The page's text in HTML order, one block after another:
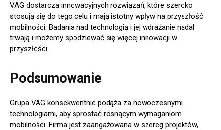
VAG dostarcza innowacyjnych rozwiązań, które szeroko
stosują się do tego celu i mają istotny wpływ na przyszłość
mobilności. Badania nad technologią i jej wdrażanie nadal
trwają i możemy spodziewać się więcej innowacji w
przyszłości.
Podsumowanie
Grupa VAG konsekwentnie podąża za nowoczesnymi
technologiami, aby sprostać rosnącym wymaganiom
mobilności. Firma jest zaangażowana w szereg projektów,